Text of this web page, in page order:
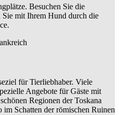
Besuchen Sie die
Sie mit Ihrem Hund durch die
für Tierliebhaber. Viele
Angebote für Gäste mit
Regionen der Toskana
im Schatten der römischen Ruinen